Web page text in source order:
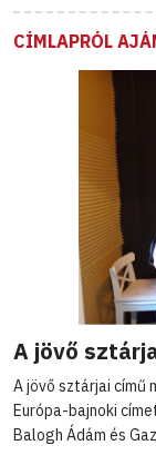
CÍMLAPRÓL
A jövő
A jövő sztárjai című
Európa-bajnoki
Balogh Ádám és